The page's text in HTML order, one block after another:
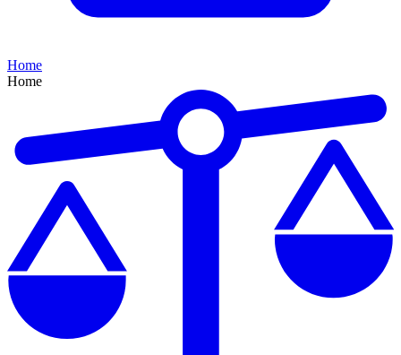
Home
Home